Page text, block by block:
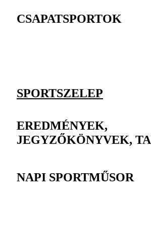
CSAPATSPORTOK
SPORTSZELEP
EREDMÉNYEK,
JEGYZŐKÖNYVEK,
NAPI SPORTMŰSOR